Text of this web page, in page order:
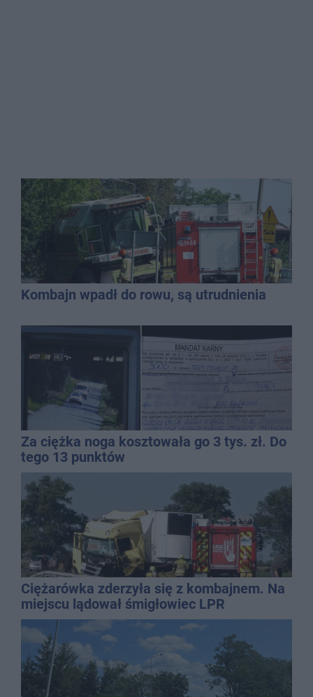
Kombajn wpadł do rowu, są utrudnienia
Za ciężka noga kosztowała go 3 tys. zł. Do
tego 13 punktów
Ciężarówka zderzyła się z kombajnem. Na
miejscu lądował śmigłowiec LPR